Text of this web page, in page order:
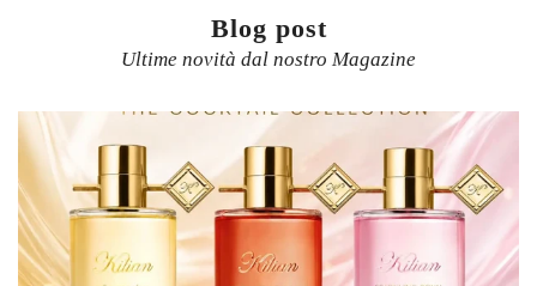
Blog post
Ultime novità dal nostro Magazine